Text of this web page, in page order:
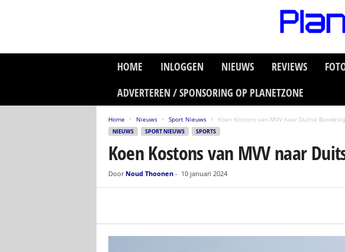
HOME INLOGGEN NIEUWS REVIEWS
ADVERTEREN / SPONSORING OP PLANETZONE
Home Nieuws Sport Nieuws Koen Kostons van MVV naar Duitse
NIEUWS SPORT NIEUWS SPORTS
Koen Kostons van MVV naar
Door Noud Thoonen- 10 januari 2024